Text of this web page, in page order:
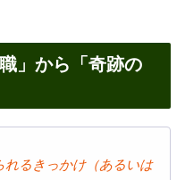
」から「奇跡の
れるきっかけ（あるいは